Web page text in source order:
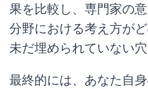
果を比較し、専門家の
分野における考え方が
未だ埋められていない
最終的には、あなた自